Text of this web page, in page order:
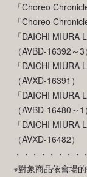
「Choreo
「Choreo
「DAICHI MIURA
（AVBD-16392～3）
「DAICHI MIURA
（AVXD-16391）
「DAICHI MIURA
（AVBD-16480～1）
「DAICHI MIURA
（AVXD-16482）
・・・・・・・・
※對象商品依會場